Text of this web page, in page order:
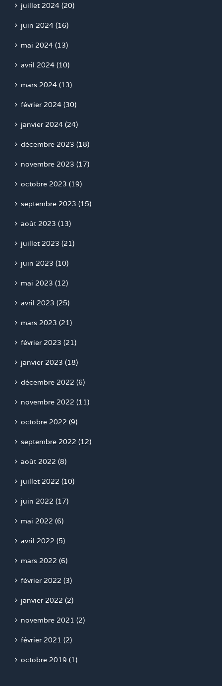
juillet 2024 (20)
juin 2024 (16)
mai 2024 (13)
avril 2024 (10)
mars 2024 (13)
février 2024 (30)
janvier 2024 (24)
décembre 2023 (18)
novembre 2023 (17)
octobre 2023 (19)
septembre 2023 (15)
août 2023 (13)
juillet 2023 (21)
juin 2023 (10)
mai 2023 (12)
avril 2023 (25)
mars 2023 (21)
février 2023 (21)
janvier 2023 (18)
décembre 2022 (6)
novembre 2022 (11)
octobre 2022 (9)
septembre 2022 (12)
août 2022 (8)
juillet 2022 (10)
juin 2022 (17)
mai 2022 (6)
avril 2022 (5)
mars 2022 (6)
février 2022 (3)
janvier 2022 (2)
novembre 2021 (2)
février 2021 (2)
octobre 2019 (1)